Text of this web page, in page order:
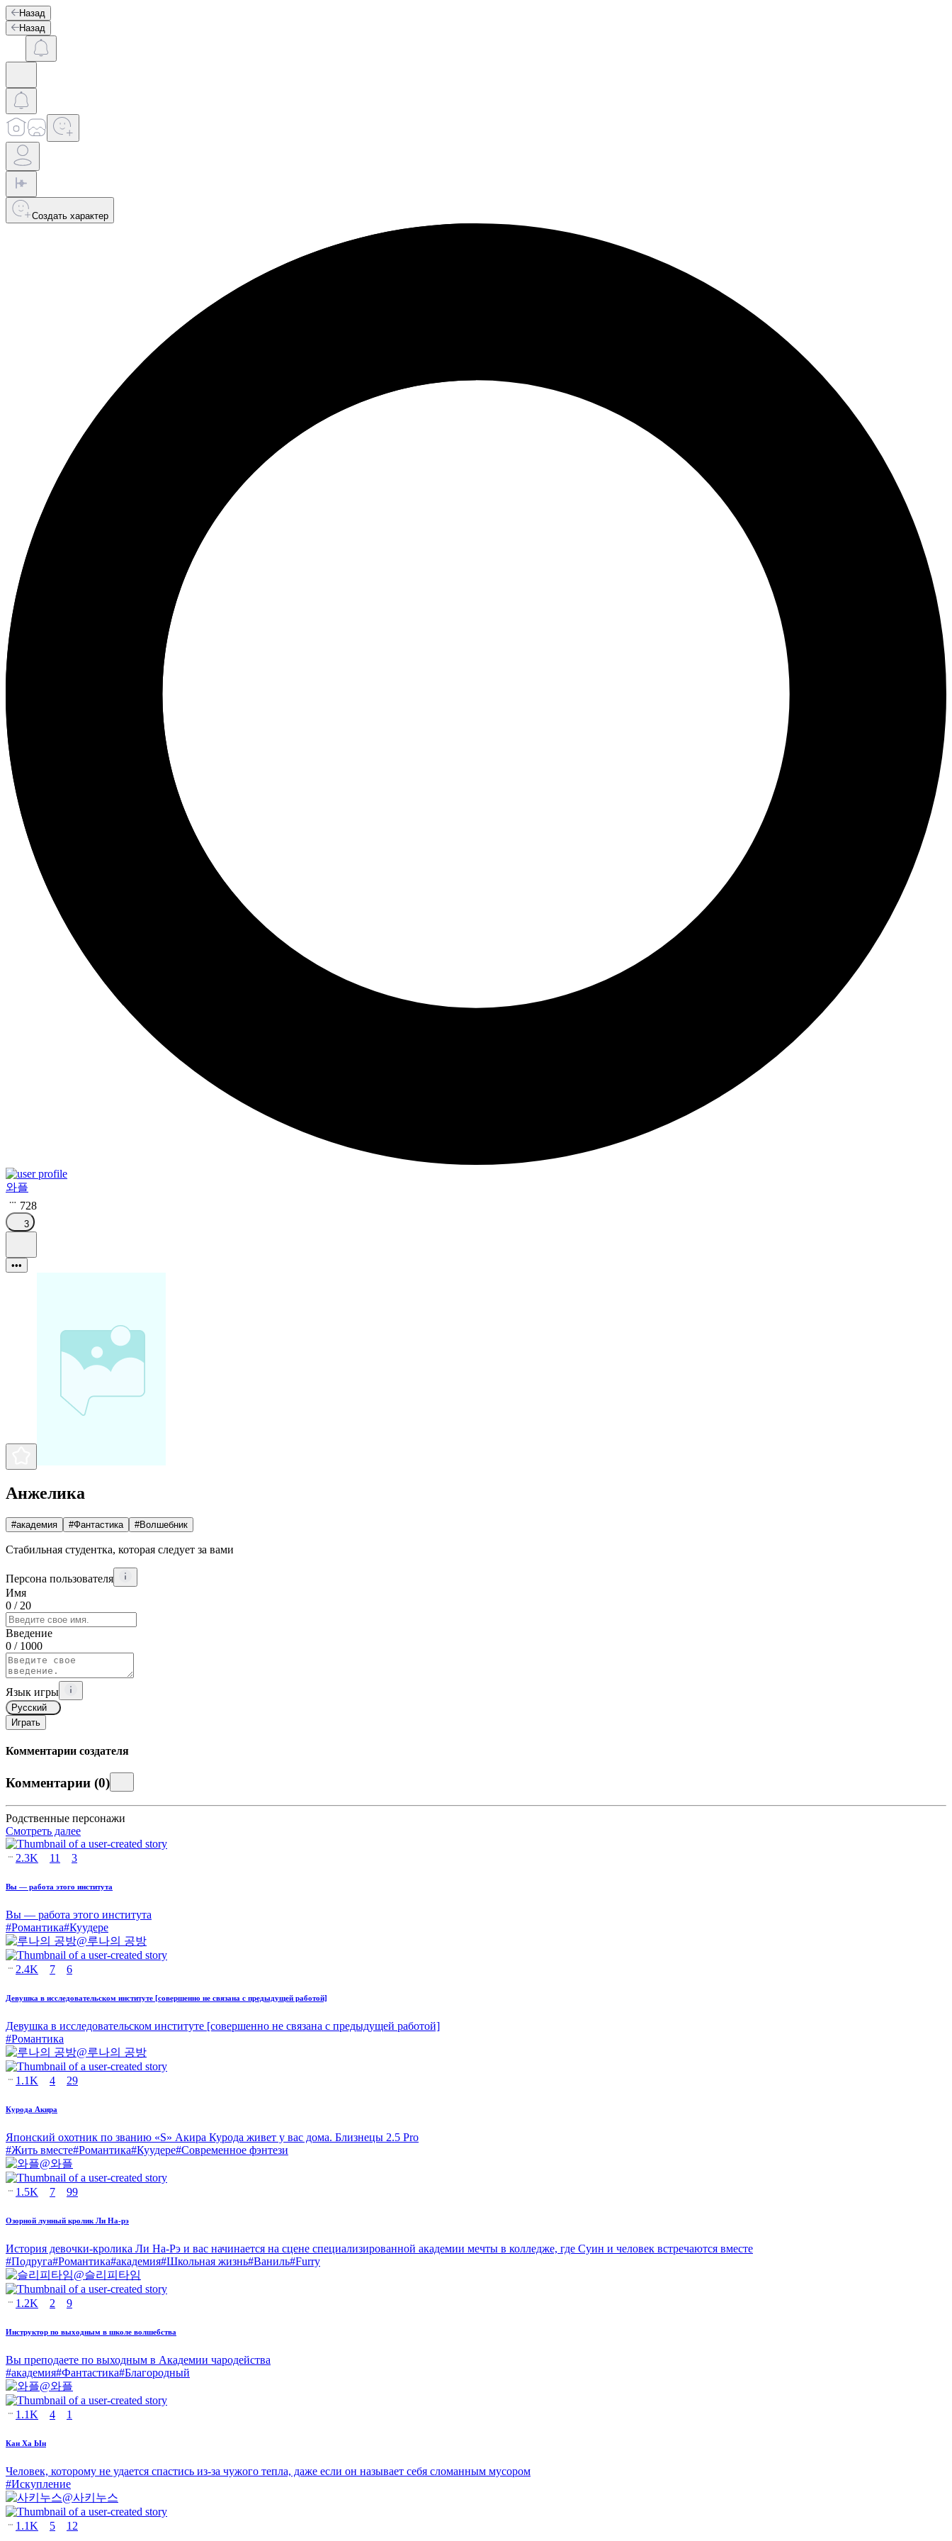
Назад
Назад
Создать характер
와플
728
3
•••
Анжелика
#академия #Фантастика #Волшебник
Стабильная студентка, которая следует за вами
Персона пользователя
Имя
0 / 20
Введение
0 / 1000
Язык игры
Русский
Играть
Комментарии создателя
Комментарии (0)
Родственные персонажи
Смотреть далее
2.3K 11 3
Вы — работа этого института
Вы — работа этого института
#Романтика#Куудере
@루나의 공방
2.4K 7 6
Девушка в исследовательском институте [совершенно не связана с предыдущей работой]
Девушка в исследовательском институте [совершенно не связана с предыдущей работой]
#Романтика
@루나의 공방
1.1K 4 29
Курода Акира
Японский охотник по званию «S» Акира Курода живет у вас дома. Близнецы 2.5 Pro
#Жить вместе#Романтика#Куудере#Современное фэнтези
@와플
1.5K 7 99
Озорной лунный кролик Ли На-рэ
История девочки-кролика Ли На-Рэ и вас начинается на сцене специализированной академии мечты в колледже, где Суин и человек встречаются вместе
#Подруга#Романтика#академия#Школьная жизнь#Ваниль#Furry
@슬리피타임
1.2K 2 9
Инструктор по выходным в школе волшебства
Вы преподаете по выходным в Академии чародейства
#академия#Фантастика#Благородный
@와플
1.1K 4 1
Кан Ха Ын
Человек, которому не удается спастись из-за чужого тепла, даже если он называет себя сломанным мусором
#Искупление
@사키누스
1.1K 5 12